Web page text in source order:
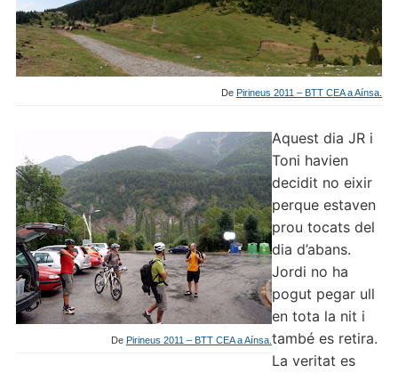
De Pirineus 2011 – BTT CEA a Aínsa.
De Pirineus 2011 – BTT CEA a Aínsa.
Aquest dia JR i
Toni havien
decidit no eixir
perque estaven
prou tocats del
dia d’abans.
Jordi no ha
pogut pegar ull
en tota la nit i
també es retira.
La veritat es